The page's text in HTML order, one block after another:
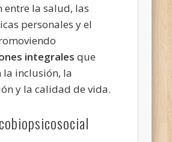
entre la salud, las
personales y el
integrales que
la inclusión, la
y la calidad de vida.